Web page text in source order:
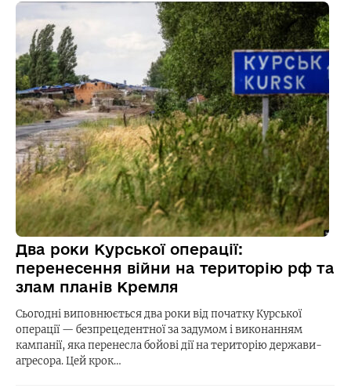
Два роки Курської операції:
перенесення війни на територію рф та
злам планів Кремля
Сьогодні виповнюється два роки від початку Курської
операції — безпрецедентної за задумом і виконанням
кампанії, яка перенесла бойові дії на територію держави-
агресора. Цей крок…